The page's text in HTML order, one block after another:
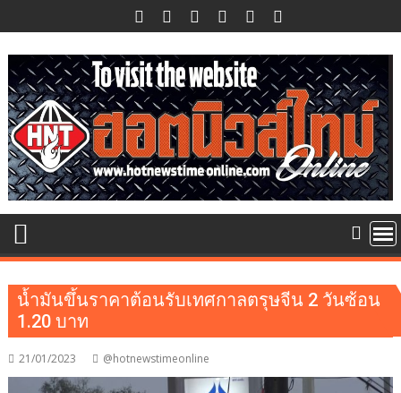
to
content
น้ำมันขึ้นราคาต้อนรับเทศกาลตรุษจีน 2 วันซ้อน
1.20 บาท
21/01/2023 @hotnewstimeonline